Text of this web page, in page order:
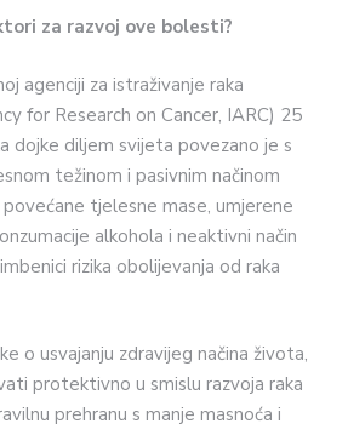
za razvoj ove bolesti?
agenciji za istraživanje raka
for Research on Cancer, IARC) 25
dojke diljem svijeta povezano je s
težinom i pasivnim načinom
tjelesne mase, umjerene
alkohola i neaktivni način
rizika obolijevanja od raka
o usvajanju zdravijeg načina života,
protektivno u smislu razvoja raka
prehranu s manje masnoća i